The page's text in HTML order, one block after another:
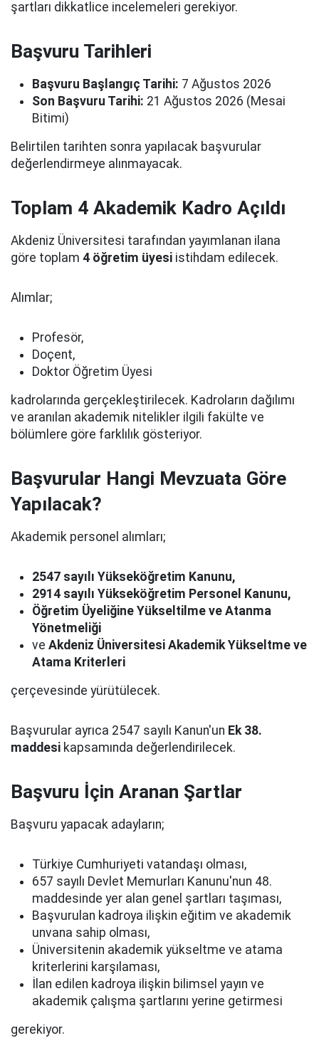
şartları dikkatlice incelemeleri gerekiyor.
Başvuru Tarihleri
Başvuru Başlangıç Tarihi: 7 Ağustos 2026
Son Başvuru Tarihi: 21 Ağustos 2026 (Mesai
Bitimi)
Belirtilen tarihten sonra yapılacak başvurular
değerlendirmeye alınmayacak.
Toplam 4 Akademik Kadro Açıldı
Akdeniz Üniversitesi tarafından yayımlanan ilana
göre toplam 4 öğretim üyesi istihdam edilecek.
Alımlar;
Profesör,
Doçent,
Doktor Öğretim Üyesi
kadrolarında gerçekleştirilecek. Kadroların dağılımı
ve aranılan akademik nitelikler ilgili fakülte ve
bölümlere göre farklılık gösteriyor.
Başvurular Hangi Mevzuata Göre
Yapılacak?
Akademik personel alımları;
2547 sayılı Yükseköğretim Kanunu,
2914 sayılı Yükseköğretim Personel Kanunu,
Öğretim Üyeliğine Yükseltilme ve Atanma
Yönetmeliği
ve Akdeniz Üniversitesi Akademik Yükseltme ve
Atama Kriterleri
çerçevesinde yürütülecek.
Başvurular ayrıca 2547 sayılı Kanun'un Ek 38.
maddesi kapsamında değerlendirilecek.
Başvuru İçin Aranan Şartlar
Başvuru yapacak adayların;
Türkiye Cumhuriyeti vatandaşı olması,
657 sayılı Devlet Memurları Kanunu'nun 48.
maddesinde yer alan genel şartları taşıması,
Başvurulan kadroya ilişkin eğitim ve akademik
unvana sahip olması,
Üniversitenin akademik yükseltme ve atama
kriterlerini karşılaması,
İlan edilen kadroya ilişkin bilimsel yayın ve
akademik çalışma şartlarını yerine getirmesi
gerekiyor.